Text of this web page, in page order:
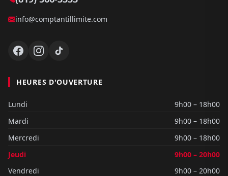
info@comptantillimite.com
HEURES D'OUVERTURE
Lundi
9h00 – 18h00
Mardi
9h00 – 18h00
Mercredi
9h00 – 18h00
Jeudi
9h00 – 20h00
Vendredi
9h00 – 20h00